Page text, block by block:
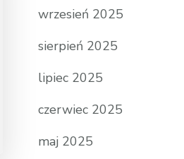
wrzesień 2025
sierpień 2025
lipiec 2025
czerwiec 2025
maj 2025